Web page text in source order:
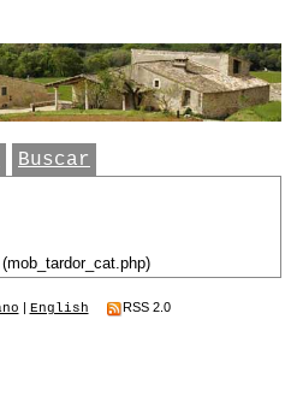
Buscar
| English RSS 2.0